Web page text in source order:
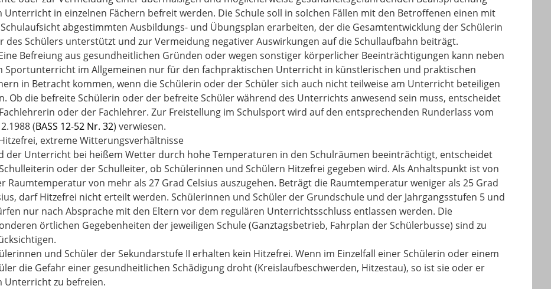
Unterricht in einzelnen Fächern befreit werden. Die Schule soll in solchen Fällen mit den Betroffenen einen mit
abgestimmten Ausbildungs- und Übungsplan erarbeiten, der die Gesamtentwicklung der Schülerin
des Schülers unterstützt und zur Vermeidung negativer Auswirkungen auf die Schullaufbahn beiträgt.
Befreiung aus gesundheitlichen Gründen oder wegen sonstiger körperlicher Beeinträchtigungen kann neben
Sportunterricht im Allgemeinen nur für den fachpraktischen Unterricht in künstlerischen und praktischen
in Betracht kommen, wenn die Schülerin oder der Schüler sich auch nicht teilweise am Unterricht beteiligen
Ob die befreite Schülerin oder der befreite Schüler während des Unterrichts anwesend sein muss, entscheidet
oder der Fachlehrer. Zur Freistellung im Schulsport wird auf den entsprechenden Runderlass vom
(BASS 12-52 Nr. 32) verwiesen.
extreme Witterungsverhältnisse
der Unterricht bei heißem Wetter durch hohe Temperaturen in den Schulräumen beeinträchtigt, entscheidet
oder der Schulleiter, ob Schülerinnen und Schülern Hitzefrei gegeben wird. Als Anhaltspunkt ist von
Raumtemperatur von mehr als 27 Grad Celsius auszugehen. Beträgt die Raumtemperatur weniger als 25 Grad
darf Hitzefrei nicht erteilt werden. Schülerinnen und Schüler der Grundschule und der Jahrgangsstufen 5 und
nur nach Absprache mit den Eltern vor dem regulären Unterrichtsschluss entlassen werden. Die
örtlichen Gegebenheiten der jeweiligen Schule (Ganztagsbetrieb, Fahrplan der Schülerbusse) sind zu
und Schüler der Sekundarstufe II erhalten kein Hitzefrei. Wenn im Einzelfall einer Schülerin oder einem
die Gefahr einer gesundheitlichen Schädigung droht (Kreislaufbeschwerden, Hitzestau), so ist sie oder er
Unterricht zu befreien.